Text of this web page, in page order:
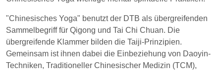
"Chinesisches Yoga" benutzt der DTB als übergreifenden
Sammelbegriff für Qigong und Tai Chi Chuan. Die
übergreifende Klammer bilden die Taiji-Prinzipien.
Gemeinsam ist ihnen dabei die Einbeziehung von Daoyin-
Techniken, Traditioneller Chinesischer Medizin (TCM),